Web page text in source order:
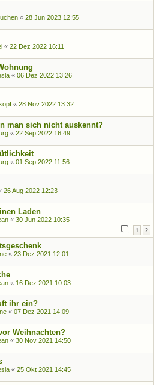
« 28 Jun 2023 12:55
« 22 Dez 2022 16:11
« 06 Dez 2022 13:26
« 28 Nov 2022 13:32
man sich nicht auskennt?
« 22 Sep 2022 16:49
« 01 Sep 2022 11:56
26 Aug 2022 12:23
Laden
« 30 Jun 2022 10:35
1 2
« 23 Dez 2021 12:01
« 16 Dez 2021 10:03
ihr ein?
« 07 Dez 2021 14:09
Weihnachten?
« 30 Nov 2021 14:50
« 25 Okt 2021 14:45